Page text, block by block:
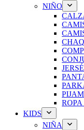
NIÑO
KIDS
NIÑA